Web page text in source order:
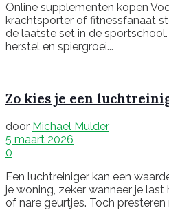
Online supplementen kopen
krachtsporter of fitnessfanaat
de laatste set in de
herstel en spiergroei...
Zo kies je een
door Michael Mulder
5 maart 2026
0
Een luchtreiniger kan een
je woning, zeker wanneer je
of nare geurtjes. Toch presteren